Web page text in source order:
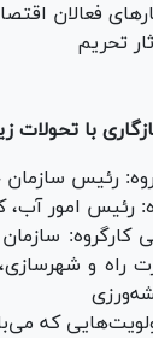
فعالان
تحریم
با
رئیس
رئیس امور
کارگروه:
راه و
که